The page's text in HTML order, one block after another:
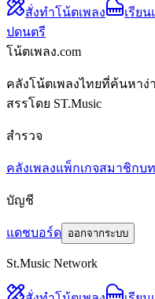
สั่งทำโน้ตเพลง
เรียน
ปดนตรี
โน้ตเพลง.com
คลังโน้ตเพลงไทยที่ค้นหา
สรรโดย ST.Music
สำรวจ
คลังเพลงแพ็กเกจสมาชิกบ
บัญชี
แดชบอร์ด ออกจากระบบ
St.Music Network